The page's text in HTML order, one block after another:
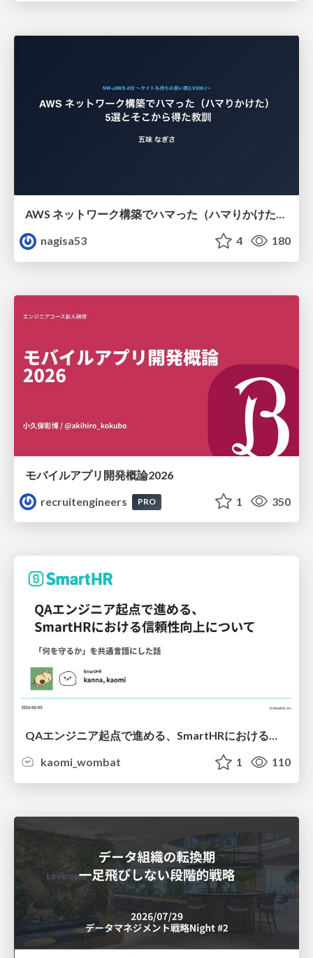
AWS ネットワーク構築でハマった（ハマりかけた） 5選とそこから得た教訓
nagisa53
4 180
モバイルアプリ開発概論2026
recruitengineers
PRO 1 350
QAエンジニア起点で進める、SmartHRにおける信頼性向上について
kaomi_wombat
1 110